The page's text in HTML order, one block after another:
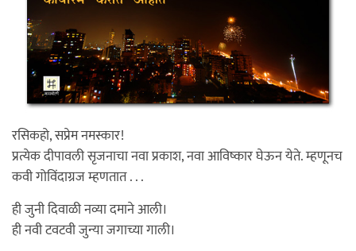
रसिकहो, सप्रेम नमस्कार!
प्रत्येक दीपावली सृजनाचा नवा प्रकाश, नवा आविष्कार घेऊन येते. म्हणूनच
कवी गोविंदाग्रज म्हणतात . . .
ही जुनी दिवाळी नव्या दमाने आली।
ही नवी टवटवी जुन्या जगाच्या गाली।